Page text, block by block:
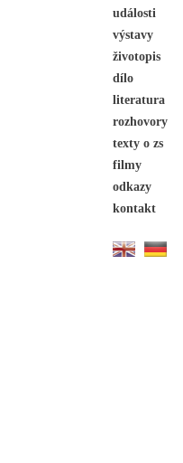
události
výstavy
životopis
dílo
literatura
rozhovory
texty o zs
filmy
odkazy
kontakt